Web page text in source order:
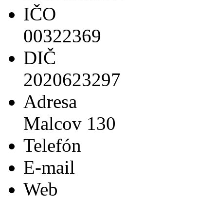
IČO
00322369
DIČ
2020623297
Adresa
Malcov 130
Telefón
E-mail
Web